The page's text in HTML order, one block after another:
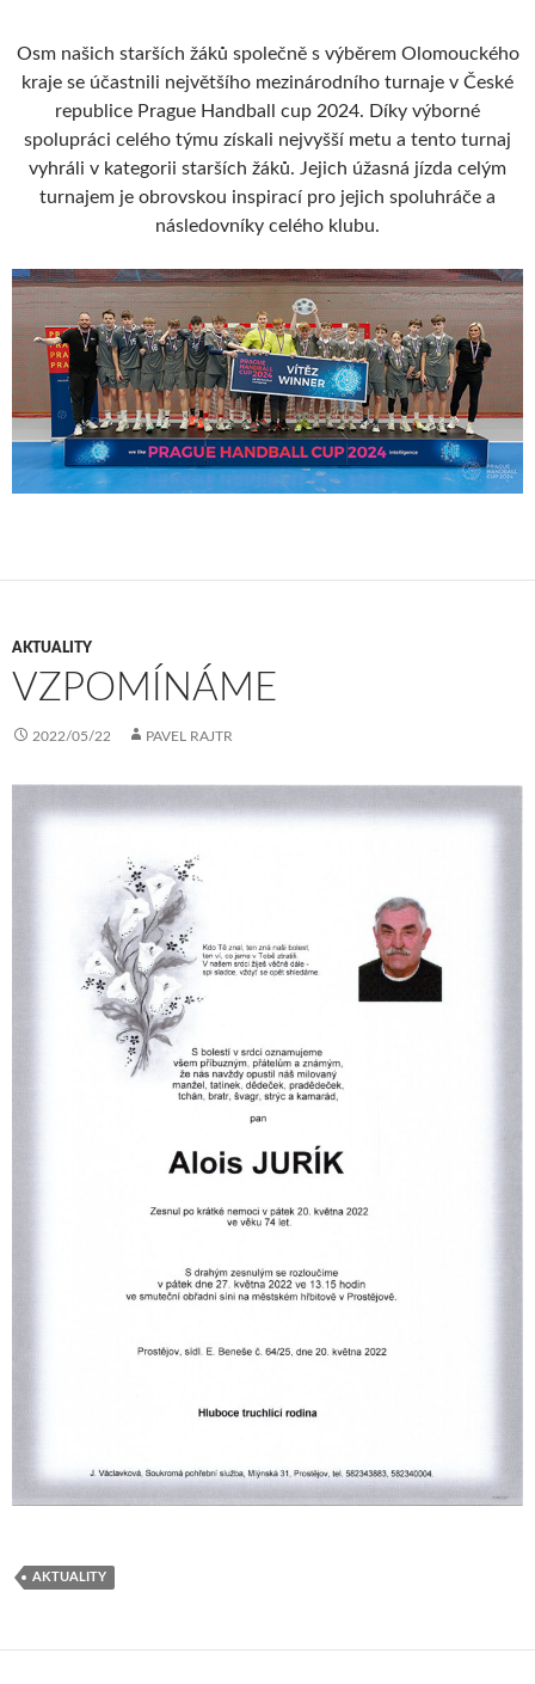
Osm našich starších žáků společně s výběrem Olomouckého
kraje se účastnili největšího mezinárodního turnaje v České
republice Prague Handball cup 2024. Díky výborné
spolupráci celého týmu získali nejvyšší metu a tento turnaj
vyhráli v kategorii starších žáků. Jejich úžasná jízda celým
turnajem je obrovskou inspirací pro jejich spoluhráče a
následovníky celého klubu.
AKTUALITY
VZPOMÍNÁME
2022/05/22 PAVEL RAJTR
AKTUALITY